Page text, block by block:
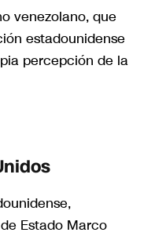
venezolano, que
estadounidense
percepción de la
Estado Marco